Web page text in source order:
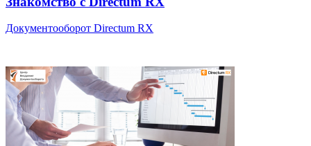
Документооборот Directum RX